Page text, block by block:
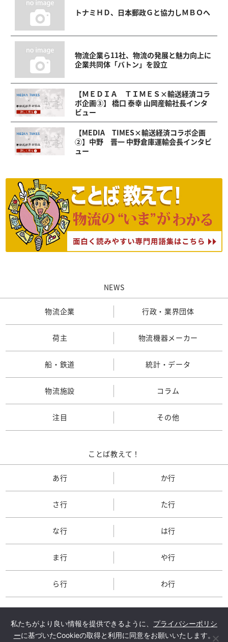
トナミＨＤ、日本郵政Ｇと協力しＭＢＯへ
物流企業ら11社、物流の発展と魅力向上に
企業共同体「バトン」を設立
【ＭＥＤＩＡ ＴＩＭＥＳ×輸送経済コラ
ボ企画③】 橋口 泰幸 山岡産輸社長インタ
ビュー
【MEDIA TIMES×輸送経済コラボ企画
②】中野 晋一 中野倉庫運輸会長インタビ
ュー
TOP メルマガ登録
会社概要
NEWS
物流企業 行政・業界団体
荷主 物流機器メーカー
船・鉄道 統計・データ
物流施設 コラム
注目 その他
ことば教えて！
あ行 か行
さ行 た行
な行 は行
ま行 や行
ら行 わ行
私たちがより良い情報を提供できるように、 プライバシーポリシ
ーに基づいたCookieの取得と利用に同意をお願いいたします。